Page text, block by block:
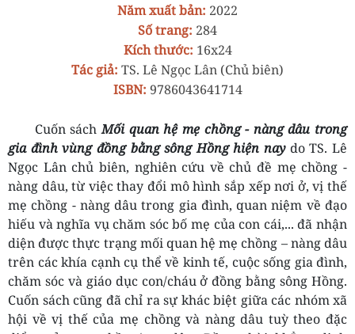
Năm xuất bản: 2022
Số trang: 284
Kích thước: 16x24
Tác giả: TS. Lê Ngọc Lân (Chủ biên)
ISBN: 9786043641714
Cuốn sáchMối quan hệ mẹ chồng - nàng dâu trong
gia đình vùng đồng bằng sông Hồng hiện naydo TS. Lê
Ngọc Lân chủ biên, nghiên cứu về chủ đề mẹ chồng -
nàng dâu, từ việc thay đổi mô hình sắp xếp nơi ở, vị thế
mẹ chồng - nàng dâu trong gia đình, quan niệm về đạo
hiếu và nghĩa vụ chăm sóc bố mẹ của con cái,... đã nhận
diện được thực trạng mối quan hệ mẹ chồng – nàng dâu
trên các khía cạnh cụ thể về kinh tế, cuộc sống gia đình,
chăm sóc và giáo dục con/cháu ở đồng bằng sông Hồng.
Cuốn sách cũng đã chỉ ra sự khác biệt giữa các nhóm xã
hội về vị thế của mẹ chồng và nàng dâu tuỳ theo đặc